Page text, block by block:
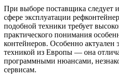
При выборе поставщика следует
сфере эксплуатации
подобной техники требует
практического понимания
контейнеров. Особенно актуален
техникой из Европы — она
программными нюансами,
сервисам.